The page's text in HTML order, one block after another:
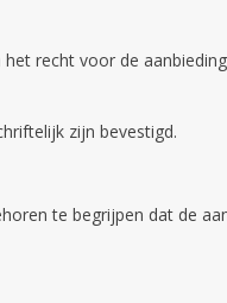
recht voor de
zijn bevestigd.
te begrijpen dat de